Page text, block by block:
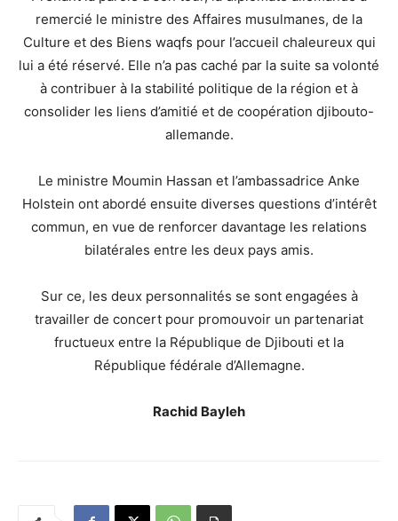
remercié le ministre des Affaires musulmanes, de la
Culture et des Biens waqfs pour l’accueil chaleureux qui
lui a été réservé. Elle n’a pas caché par la suite sa volonté
à contribuer à la stabilité politique de la région et à
consolider les liens d’amitié et de coopération djibouto-
allemande.
Le ministre Moumin Hassan et l’ambassadrice Anke
Holstein ont abordé ensuite diverses questions d’intérêt
commun, en vue de renforcer davantage les relations
bilatérales entre les deux pays amis.
Sur ce, les deux personnalités se sont engagées à
travailler de concert pour promouvoir un partenariat
fructueux entre la République de Djibouti et la
République fédérale d’Allemagne.
Rachid Bayleh